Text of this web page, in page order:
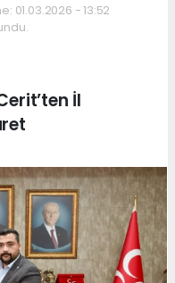
01.03.2026 - 13:52
İl